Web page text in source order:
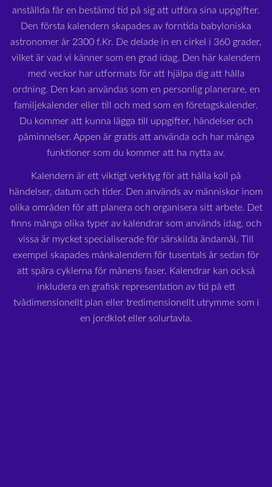
anställda får en bestämd tid på sig att utföra sina uppgifter.
Den första kalendern skapades av forntida babyloniska
astronomer år 2300 f.Kr. De delade in en cirkel i 360 grader,
vilket är vad vi känner som en grad idag. Den här kalendern
med veckor har utformats för att hjälpa dig att hålla
ordning. Den kan användas som en personlig planerare, en
familjekalender eller till och med som en företagskalender.
Du kommer att kunna lägga till uppgifter, händelser och
påminnelser. Appen är gratis att använda och har många
funktioner som du kommer att ha nytta av.
Kalendern är ett viktigt verktyg för att hålla koll på
händelser, datum och tider. Den används av människor inom
olika områden för att planera och organisera sitt arbete. Det
finns många olika typer av kalendrar som används idag, och
vissa är mycket specialiserade för särskilda ändamål. Till
exempel skapades månkalendern för tusentals år sedan för
att spåra cyklerna för månens faser. Kalendrar kan också
inkludera en grafisk representation av tid på ett
tvådimensionellt plan eller tredimensionellt utrymme som i
en jordklot eller solurtavla.